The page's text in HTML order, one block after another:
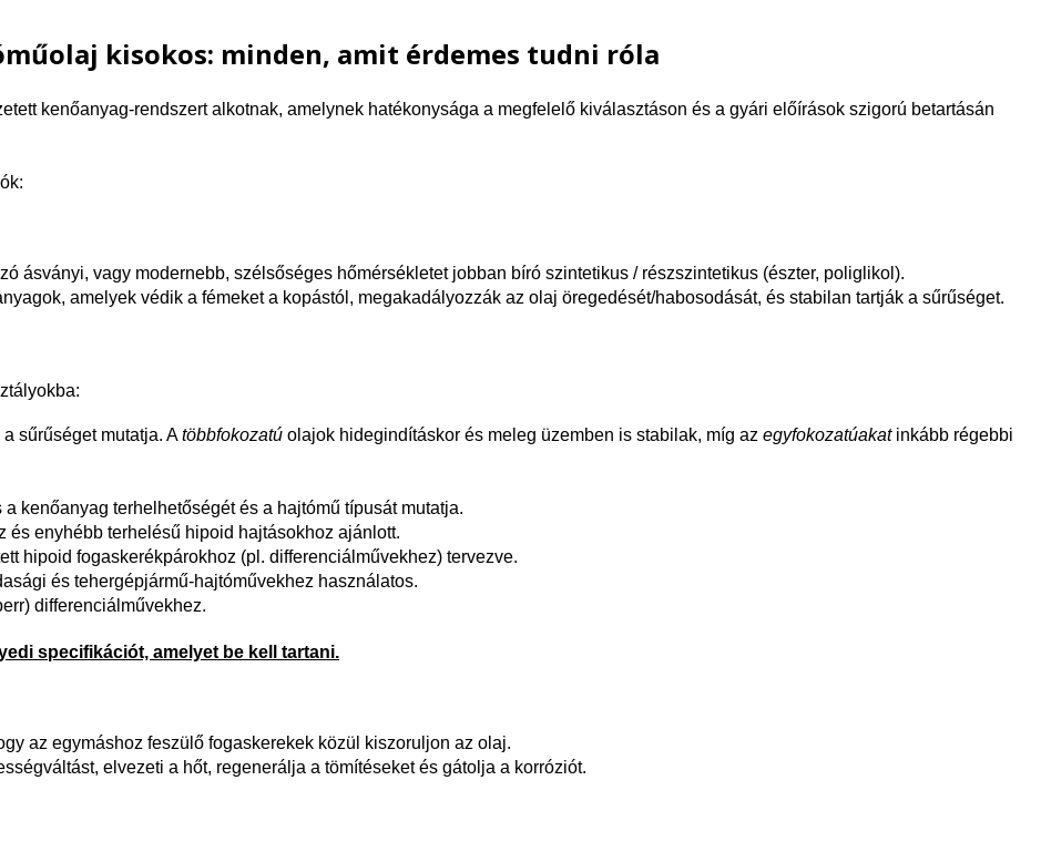
kisokos: minden, amit érdemes tudni róla
kenőanyag-rendszert alkotnak, amelynek hatékonysága a megfelelő kiválasztáson és a gyári előírások szigorú betartásán
ásványi, vagy modernebb, szélsőséges hőmérsékletet jobban bíró szintetikus / részszintetikus (észter, poliglikol).
amelyek védik a fémeket a kopástól, megakadályozzák az olaj öregedését/habosodását, és stabilan tartják a sűrűséget.
sűrűséget mutatja. Atöbbfokozatú olajok hidegindításkor és meleg üzemben is stabilak, míg az egyfokozatúakatinkább régebbi
kenőanyag terhelhetőségét és a hajtómű típusát mutatja.
és enyhébb terhelésű hipoid hajtásokhoz ajánlott.
hipoid fogaskerékpárokhoz (pl. differenciálművekhez) tervezve.
és tehergépjármű-hajtóművekhez használatos.
differenciálművekhez.
specifikációt, amelyet be kell tartani.
az egymáshoz feszülő fogaskerekek közül kiszoruljon az olaj.
elvezeti a hőt, regenerálja a tömítéseket és gátolja a korróziót.